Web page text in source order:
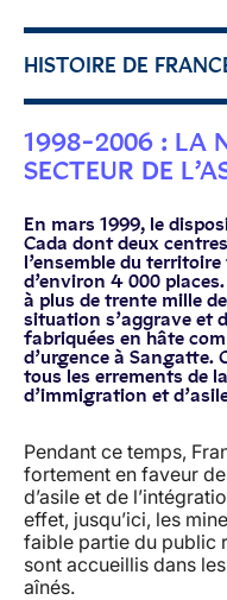
HISTOIRE DE
1998-2006 : LA
SECTEUR DE
En mars 1999, le
Cada dont deux
l’ensemble du
d’environ 4 000
à plus de trente mille
situation s’aggrave et
fabriquées en hâte
d’urgence à Sangatte.
tous les errements de
d’immigration et
Pendant ce temps,
fortement en faveur
d’asile et de
effet, jusqu’ici, les
faible partie du public
sont accueillis dans
aînés.